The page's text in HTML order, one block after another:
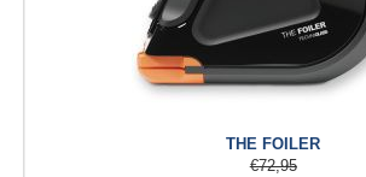
THE FOILER
€72,95